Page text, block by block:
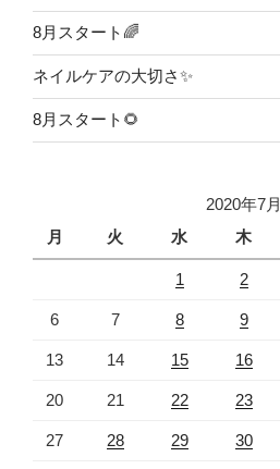
8月スタート🌈
ネイルケアの大切さ✨
8月スタート🌻
2020年7月
月
火 水 木
1 2
6 7 8 9
13 14 15 16
20 21 22 23
27 28 29 30